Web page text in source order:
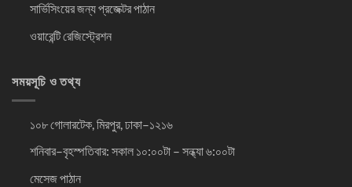
সার্ভিসিংয়ের জন্য প্রজেক্টর পাঠান
ওয়ারেন্টি রেজিস্ট্রেশন
সময়সূচি ও তথ্য
১০৮ গোলারটেক, মিরপুর, ঢাকা–১২১৬
শনিবার–বৃহস্পতিবার: সকাল ১০:০০টা – সন্ধ্যা ৬:০০টা
মেসেজ পাঠান